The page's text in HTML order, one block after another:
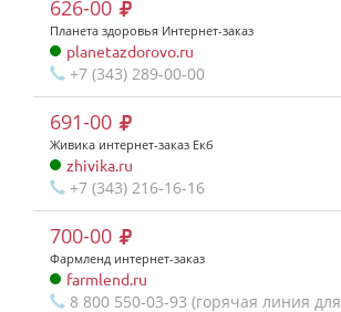
626-00
Планета здоровья Интернет-заказ
planetazdorovo.ru
+7 (343) 289-00-00
691-00
Живика интернет-заказ Екб
zhivika.ru
+7 (343) 216-16-16
700-00
Фармленд интернет-заказ
farmlend.ru
8 800 550-03-93 (горячая линия для